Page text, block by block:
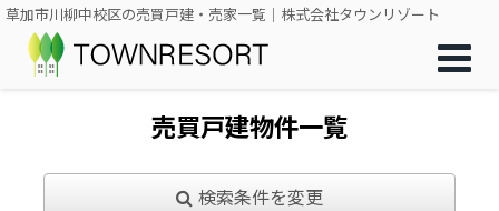
草加市川柳中校区の売買戸建・売家一覧｜株式会社タウンリゾート
売買戸建物件一覧
検索条件を変更